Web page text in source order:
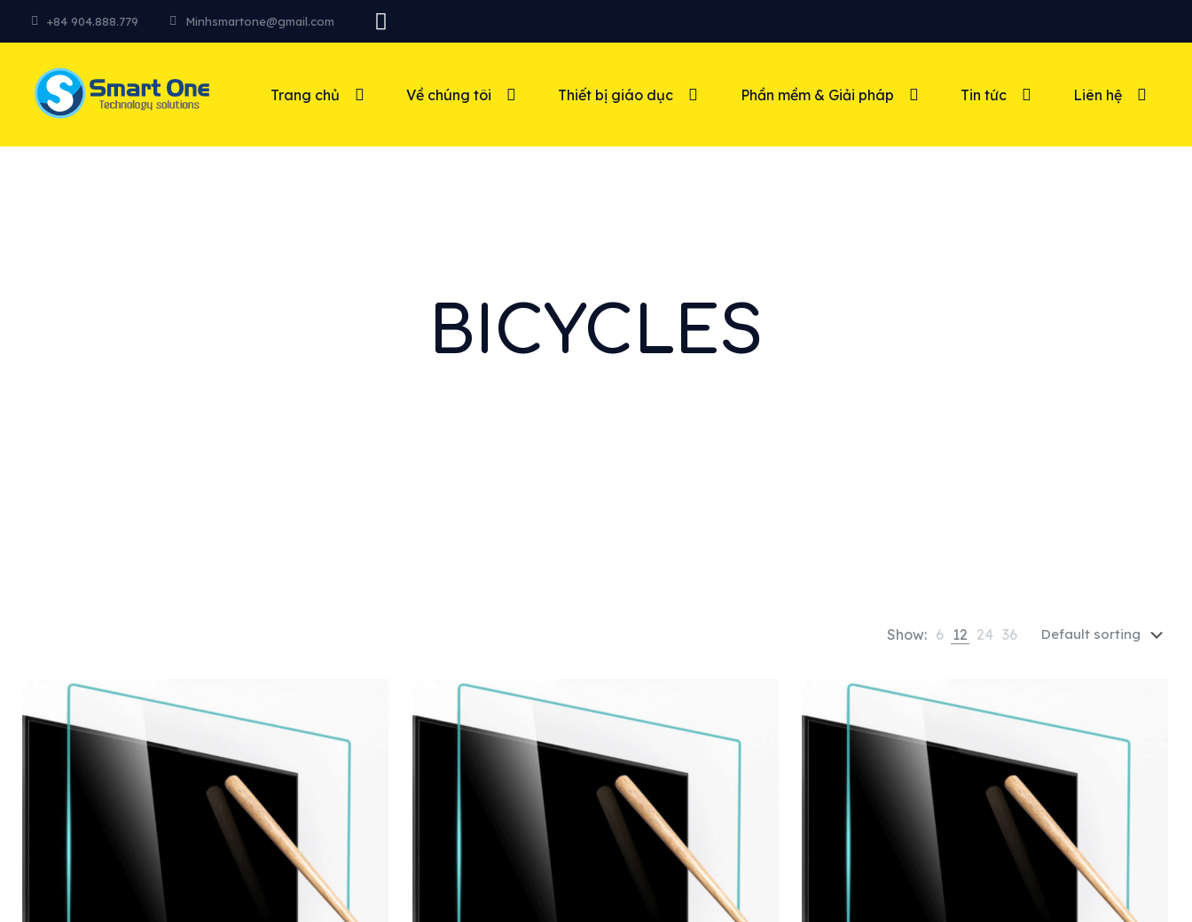
+84 904.888.779 Minhsmartone@gmail.com
Trang chủ Về chúng tôi Thiết bị giáo dục Phần mềm & Giải pháp Tin tức Liên hệ
BICYCLES
Show: 6 12 24 36